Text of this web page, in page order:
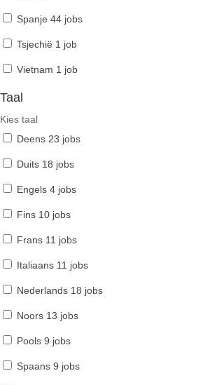
Spanje 44 jobs
Tsjechië 1 job
Vietnam 1 job
Taal
Kies taal
Deens 23 jobs
Duits 18 jobs
Engels 4 jobs
Fins 10 jobs
Frans 11 jobs
Italiaans 11 jobs
Nederlands 18 jobs
Noors 13 jobs
Pools 9 jobs
Spaans 9 jobs